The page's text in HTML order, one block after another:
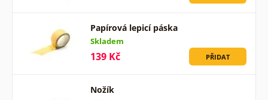
Papírová lepicí páska
Skladem
139 Kč PŘIDAT
Nožík